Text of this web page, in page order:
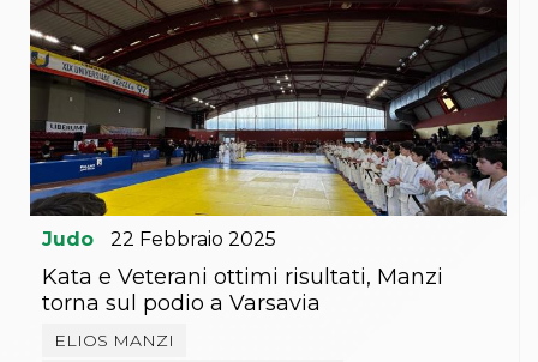
Judo 22 Febbraio 2025
Kata e Veterani ottimi risultati, Manzi
torna sul podio a Varsavia
ELIOS MANZI